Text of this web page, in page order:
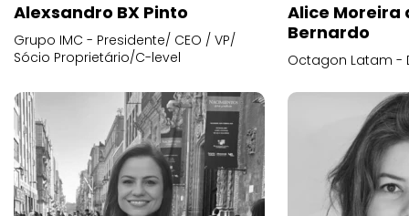
Alexsandro BX Pinto
Grupo IMC - Presidente/ CEO / VP/
Sócio Proprietário/C-level
Alice
Bernardo
Octagon Latam -